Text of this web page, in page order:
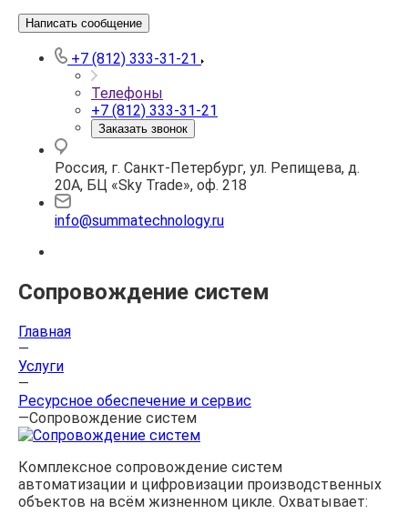
Написать сообщение
+7 (812) 333-31-21
Телефоны
+7 (812) 333-31-21
Заказать звонок
Россия, г. Санкт-Петербург, ул. Репищева, д.
20А, БЦ «Sky Trade», оф. 218
info@summatechnology.ru
Сопровождение систем
Главная
—
Услуги
—
Ресурсное обеспечение и сервис
—Сопровождение систем
Комплексное сопровождение систем
автоматизации и цифровизации производственных
объектов на всём жизненном цикле. Охватывает: